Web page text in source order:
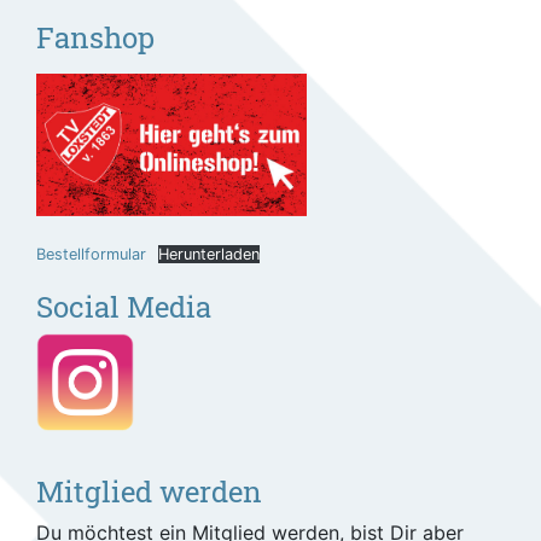
Fanshop
Bestellformular Herunterladen
Social Media
Mitglied werden
Du möchtest ein Mitglied werden, bist Dir aber